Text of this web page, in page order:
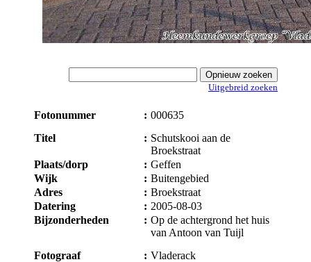
Uitgebreid zoeken
Fotonummer : 000635
Titel
: Schutskooi aan de
Broekstraat
Plaats/dorp
: Geffen
Wijk
: Buitengebied
Adres
: Broekstraat
Datering
: 2005-08-03
Bijzonderheden
: Op de achtergrond het huis
van Antoon van Tuijl
Fotograaf
: Vladerack